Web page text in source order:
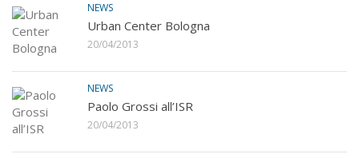
NEWS
Urban Center Bologna
20/04/2013
NEWS
Paolo Grossi all’ISR
20/04/2013